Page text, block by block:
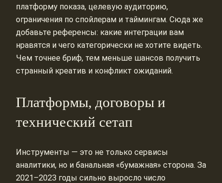
платформу показа, целевую аудиторию,
ограничения по спойлерам и таймингам. Сюда же
добавьте референсы: какие интеграции вам
нравятся и чего категорически не хотите видеть.
Чем точнее бриф, тем меньше шансов получить
странный креатив и конфликт ожиданий.
Платформы, договоры и
технический сетап
Инструменты — это не только сервисы
аналитики, но и банальная «бумажная» сторона. За
2021–2023 годы сильно выросло число